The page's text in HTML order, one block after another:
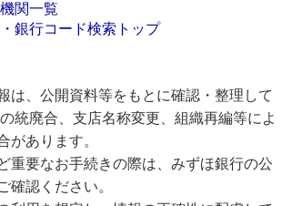
関一覧
銀行コード検索トップ
は、公開資料等をもとに確認・整理して
統廃合、支店名称変更、組織再編等によ
があります。
重要なお手続きの際は、みずほ銀行の公
確認ください。